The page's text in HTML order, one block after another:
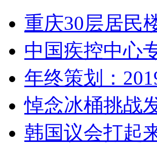
重庆30层居
中国疾控中心
年终策划：
悼念冰桶挑战
韩国议会打起